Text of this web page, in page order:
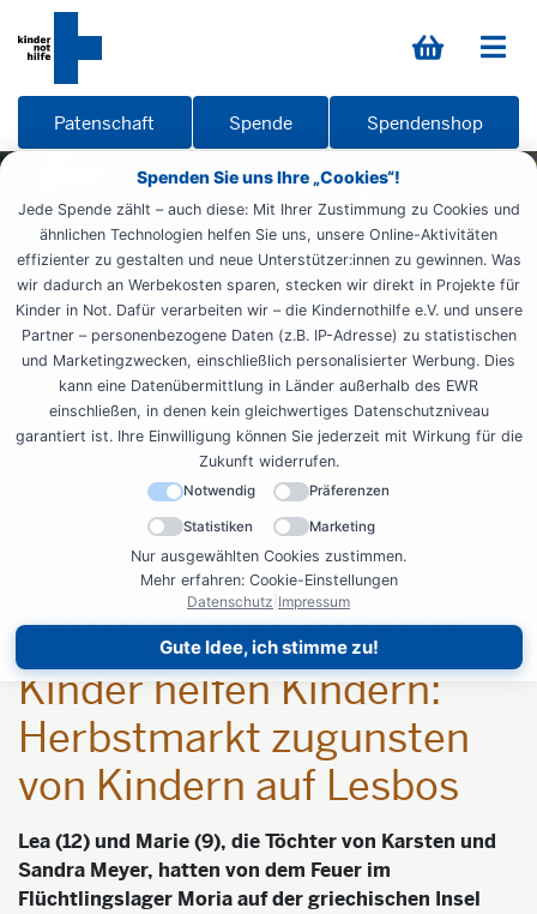
Spenden Sie uns Ihre „Cookies“!
Jede Spende zählt – auch diese: Mit Ihrer Zustimmung zu Cookies und
ähnlichen Technologien helfen Sie uns, unsere Online-Aktivitäten
effizienter zu gestalten und neue Unterstützer:innen zu gewinnen. Was
wir dadurch an Werbekosten sparen, stecken wir direkt in Projekte für
Kinder in Not. Dafür verarbeiten wir – die Kindernothilfe e.V. und unsere
Partner – personenbezogene Daten (z.B. IP-Adresse) zu statistischen
und Marketingzwecken, einschließlich personalisierter Werbung. Dies
kann eine Datenübermittlung in Länder außerhalb des EWR
einschließen, in denen kein gleichwertiges Datenschutzniveau
garantiert ist. Ihre Einwilligung können Sie jederzeit mit Wirkung für die
Zukunft widerrufen.
Notwendig Präferenzen
Statistiken Marketing
Nur ausgewählten Cookies zustimmen.
Mehr erfahren: Cookie-Einstellungen
Datenschutz Impressum
Gute Idee, ich stimme zu!
Patenschaft Spende Spendenshop
Engagieren Zeit spenden
Aktionen
Kinder veranstalten einen Herbstmarkt
Kinder helfen Kindern:
Herbstmarkt zugunsten
von Kindern auf Lesbos
Lea (12) und Marie (9), die Töchter von Karsten und
Sandra Meyer, hatten von dem Feuer im
Flüchtlingslager Moria auf der griechischen Insel